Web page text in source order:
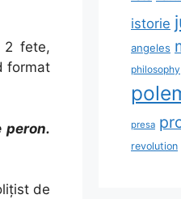
2 fete,
format
peron.
de
istorie
angeles
philosophy
presa
revolution